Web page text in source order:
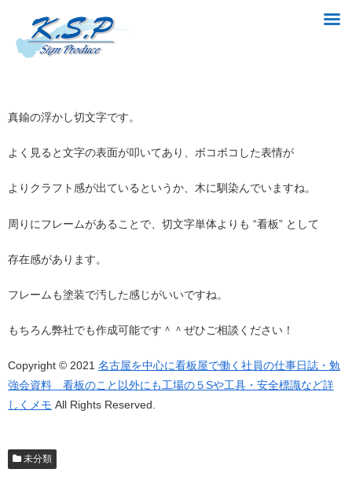
真鍮の浮かし切文字です。
よく見ると文字の表面が叩いてあり、ボコボコした表情が
よりクラフト感が出ているというか、木に馴染んでいますね。
周りにフレームがあることで、切文字単体よりも “看板” として
存在感があります。
フレームも塗装で汚した感じがいいですね。
もちろん弊社でも作成可能です＾＾ぜひご相談ください！
Copyright © 2021 名古屋を中心に看板屋で働く社員の仕事日誌・勉
強会資料 看板のこと以外にも工場の５Sや工具・安全標識など詳
しくメモ All Rights Reserved.
未分類